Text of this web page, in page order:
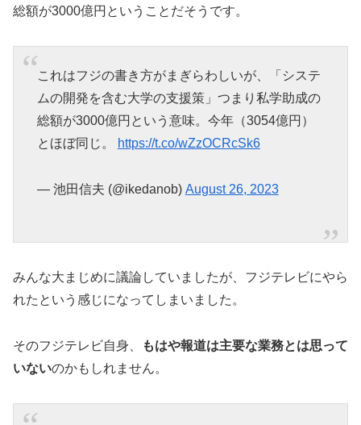
総額が3000億円ということだそうです。
これはフジの書き方がまぎらわしいが、「システ
ムの開発を含む大学の支援策」つまり私学助成の
総額が3000億円という意味。今年（3054億円）
とほぼ同じ。
https://t.co/wZzOCRcSk6
— 池田信夫 (@ikedanob) August 26, 2023
みんな大まじめに議論していましたが、フジテレビにやら
れたという感じになってしまいました。
そのフジテレビ自身、
もはや報道は主要な業務とは思って
いないのかもしれません。